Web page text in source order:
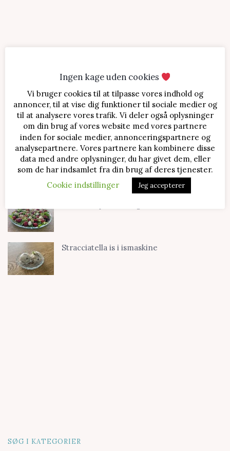
SENESTE OPSKRIFTER
Jordbærtærte med mascarponecreme
Klassisk cheesecake med kirsebær
Stracciatella is i ismaskine
SØG I KATEGORIER
Ingen kage uden cookies
Vi bruger cookies til at tilpasse vores indhold og
annoncer, til at vise dig funktioner til sociale medier og
til at analysere vores trafik. Vi deler også oplysninger
om din brug af vores website med vores partnere
inden for sociale medier, annonceringspartnere og
analysepartnere. Vores partnere kan kombinere disse
data med andre oplysninger, du har givet dem, eller
som de har indsamlet fra din brug af deres tjenester.
Cookie indstillinger
Jeg accepterer